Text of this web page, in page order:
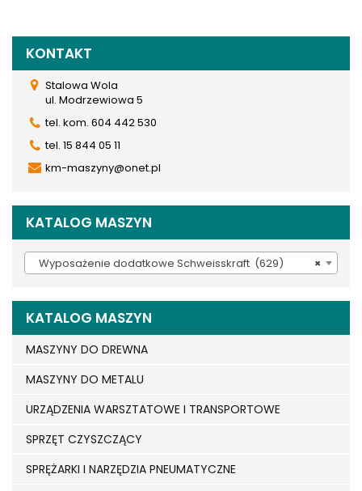
KONTAKT
Stalowa Wola
ul. Modrzewiowa 5
tel. kom. 604 442 530
tel. 15 844 05 11
km-maszyny@onet.pl
KATALOG MASZYN
×
Wyposażenie dodatkowe Schweisskraft (629)
KATALOG MASZYN
MASZYNY DO DREWNA
MASZYNY DO METALU
URZĄDZENIA WARSZTATOWE I TRANSPORTOWE
SPRZĘT CZYSZCZĄCY
SPRĘŻARKI I NARZĘDZIA PNEUMATYCZNE